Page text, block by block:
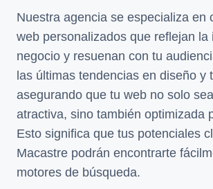
Nuestra agencia se especializa en
web personalizados que reflejan la
negocio y resuenan con tu
las últimas tendencias en diseño y
asegurando que tu web no solo
atractiva, sino también optimizada
Esto significa que tus potenciales
Macastre podrán encontrarte
motores de búsqueda.